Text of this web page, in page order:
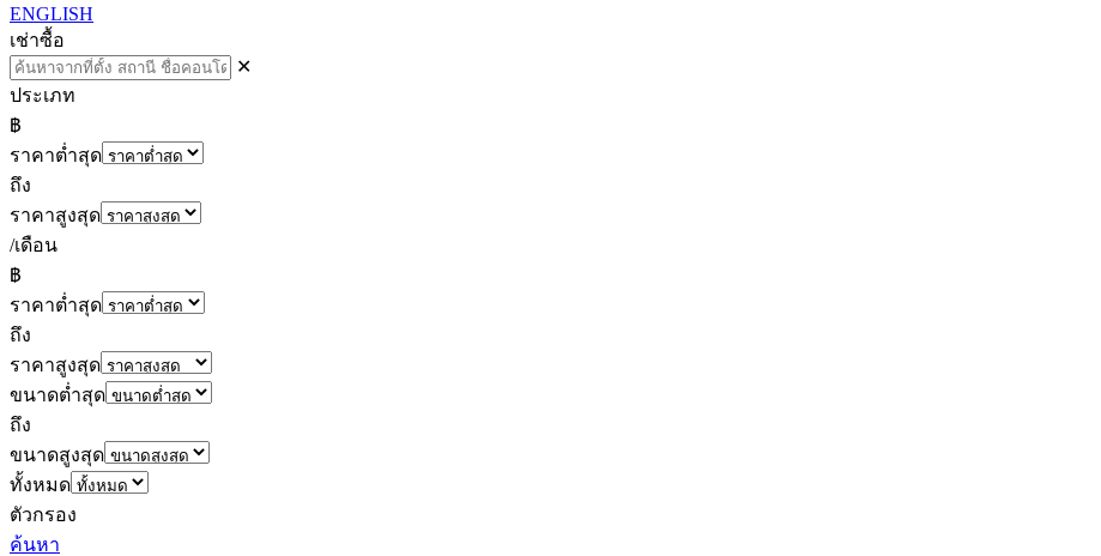
ENGLISH
เช่าซื้อ
✕
ประเภท
฿
ราคาต่ำสุด
ถึง
ราคาสูงสุด
/เดือน
฿
ราคาต่ำสุด
ถึง
ราคาสูงสุด
ขนาดต่ำสุด
ถึง
ขนาดสูงสุด
ทั้งหมด
ตัวกรอง
ค้นหา